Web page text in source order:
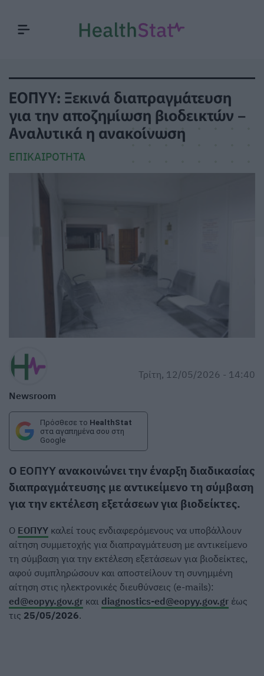
ΕΟΠΥΥ: Ξεκινά διαπραγμάτευση
για την αποζημίωση βιοδεικτών –
Αναλυτικά η ανακοίνωση
ΕΠΙΚΑΙΡΌΤΗΤΑ
Newsroom
Τρίτη, 12/05/2026 - 14:40
Πρόσθεσε το HealthStat
στα αγαπημένα σου στη
Google
Ο ΕΟΠΥΥ ανακοινώνει την έναρξη διαδικασίας
διαπραγμάτευσης με αντικείμενο τη σύμβαση
για την εκτέλεση εξετάσεων για βιοδείκτες.
Ο ΕΟΠΥΥ καλεί τους ενδιαφερόμενους να υποβάλλουν
αίτηση συμμετοχής για διαπραγμάτευση με αντικείμενο
τη σύμβαση για την εκτέλεση εξετάσεων για βιοδείκτες,
αφού συμπληρώσουν και αποστείλουν τη συνημμένη
αίτηση στις ηλεκτρονικές διευθύνσεις (e-mails):
ed@eopyy.gov.gr και diagnostics-ed@eopyy.gov.gr έως
τις 25/05/2026.